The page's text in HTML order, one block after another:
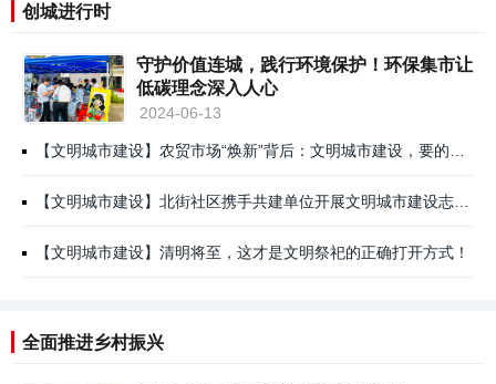
创城进行时
守护价值连城，践行环境保护！环保集市让
低碳理念深入人心
2024-06-13
【文明城市建设】农贸市场“焕新”背后：文明城市建设，要的就是这股“细功夫”
【文明城市建设】北街社区携手共建单位开展文明城市建设志愿服务活动
【文明城市建设】清明将至，这才是文明祭祀的正确打开方式！
全面推进乡村振兴